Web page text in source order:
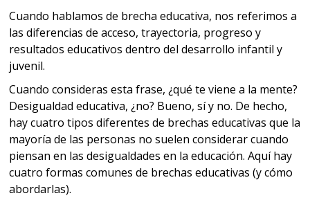
Cuando hablamos de brecha educativa, nos referimos a
las diferencias de acceso, trayectoria, progreso y
resultados educativos dentro del desarrollo infantil y
juvenil.
Cuando consideras esta frase, ¿qué te viene a la mente?
Desigualdad educativa, ¿no? Bueno, sí y no. De hecho,
hay cuatro tipos diferentes de brechas educativas que la
mayoría de las personas no suelen considerar cuando
piensan en las desigualdades en la educación. Aquí hay
cuatro formas comunes de brechas educativas (y cómo
abordarlas).